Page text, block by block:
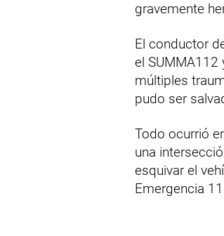
gravemente
El conductor
el
múltiples
pudo ser
Todo ocurrió
una
esquivar el
Emergencia